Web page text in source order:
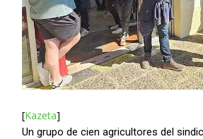
[Kazeta]
Un grupo de cien agricultores del